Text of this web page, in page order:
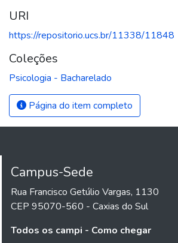
URI
https://repositorio.ucs.br/11338/11848
Coleções
Psicologia - Bacharelado
Página do item completo
Campus-Sede
Rua Francisco Getúlio Vargas, 1130
CEP 95070-560 - Caxias do Sul
Todos os campi - Como chegar